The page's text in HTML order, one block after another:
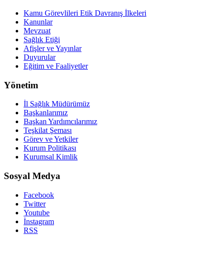
Kamu Görevlileri Etik Davranış İlkeleri
Kanunlar
Mevzuat
Sağlık Etiği
Afişler ve Yayınlar
Duyurular
Eğitim ve Faaliyetler
Yönetim
İl Sağlık Müdürümüz
Başkanlarımız
Başkan Yardımcılarımız
Teşkilat Şeması
Görev ve Yetkiler
Kurum Politikası
Kurumsal Kimlik
Sosyal Medya
Facebook
Twitter
Youtube
İnstagram
RSS